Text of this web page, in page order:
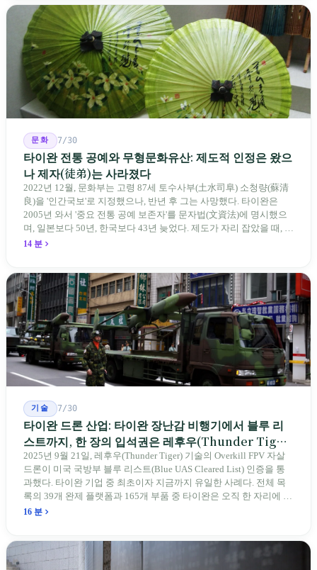
문화 7/30
타이완 전통 공예와 무형문화유산: 제도적 인정은 왔으
나 제자(徒弟)는 사라졌다
2022년 12월, 문화부는 고령 87세 토수사부(土水司阜) 소청량(蘇清
良)을 '인간국보'로 지정했으나, 반년 후 그는 사망했다. 타이완은
2005년 와서 '중요 전통 공예 보존자'를 문자법(文資法)에 명시했으
며, 일본보다 50년, 한국보다 43년 늦었다. 제도가 자리 잡았을 때, 제
자 제도는 이미 1970-80년대 산업화 과정에서 붕괴되었다. 600여 명
14 분
기술 7/30
타이완 드론 산업: 타이완 장난감 비행기에서 블루 리
스트까지, 한 장의 입석권은 레후우(Thunder Tiger)
에게
2025년 9월 21일, 레후우(Thunder Tiger) 기술의 Overkill FPV 자살
드론이 미국 국방부 블루 리스트(Blue UAS Cleared List) 인증을 통
과했다. 타이완 기업 중 최초이자 지금까지 유일한 사례다. 전체 목
록의 39개 완제 플랫폼과 165개 부품 중 타이완은 오직 한 자리에 불
과하다. 2026년 4월, 미국 양당 소속 상원의원 4명이 《타이완을 위
를 드러낸다: 타이완의 진입이 너무 느려 미국 스스로가 입법을 통해
장벽을 낮춰야 한다는 점이다. 타이완에서 46년간 원격 조종 장난감
16 분